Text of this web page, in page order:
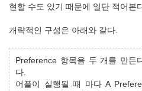
현할 수도 있기 때문에 일단 적어본
개략적인 구성은 아래와 같다.
Preference 항목을 두 개를 만든
다.
어플이 실행될 때 마다 A